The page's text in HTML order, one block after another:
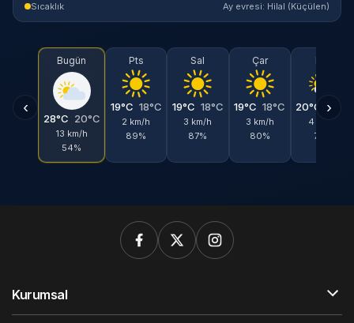
Sıcaklık Ay evresi: Hilal (Küçülen)
‹
Bugün
28°C 20°C
13 km/h
54%
Pts
19°C 18°C
2 km/h
89%
Sal
19°C 18°C
3 km/h
87%
Çar
19°C 18°C
3 km/h
80%
20°C 19°C
4 km/h
78%
›
Kurumsal